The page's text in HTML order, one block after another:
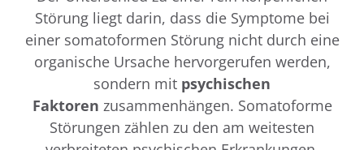
Störung liegt darin, dass die Symptome bei
einer somatoformen Störung nicht durch eine
organische Ursache hervorgerufen werden,
sondern mit psychischen
Faktoren zusammenhängen. Somatoforme
Störungen zählen zu den am weitesten